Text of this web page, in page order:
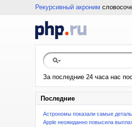
Рекурсивный акроним
За последние 24 часа нас
Последние
Астрономы показали самые
Apple неожиданно повысила